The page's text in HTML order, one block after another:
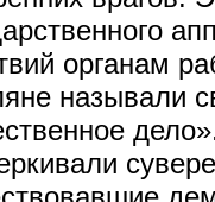
органам
называли